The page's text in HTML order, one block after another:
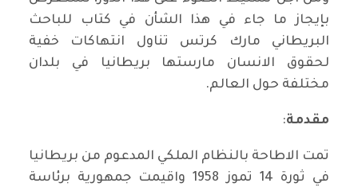
بإيجاز ما جاء في هذا الشأن في كتاب للباحث
البريطاني مارك كرتس تناول انتهاكات خفية
لحقوق الانسان مارستها بريطانيا في بلدان
مختلفة حول العالم.
مقدمة:
تمت الاطاحة بالنظام الملكي المدعوم من بريطانيا
في ثورة 14 تموز 1958 واقيمت جمهورية برئاسة